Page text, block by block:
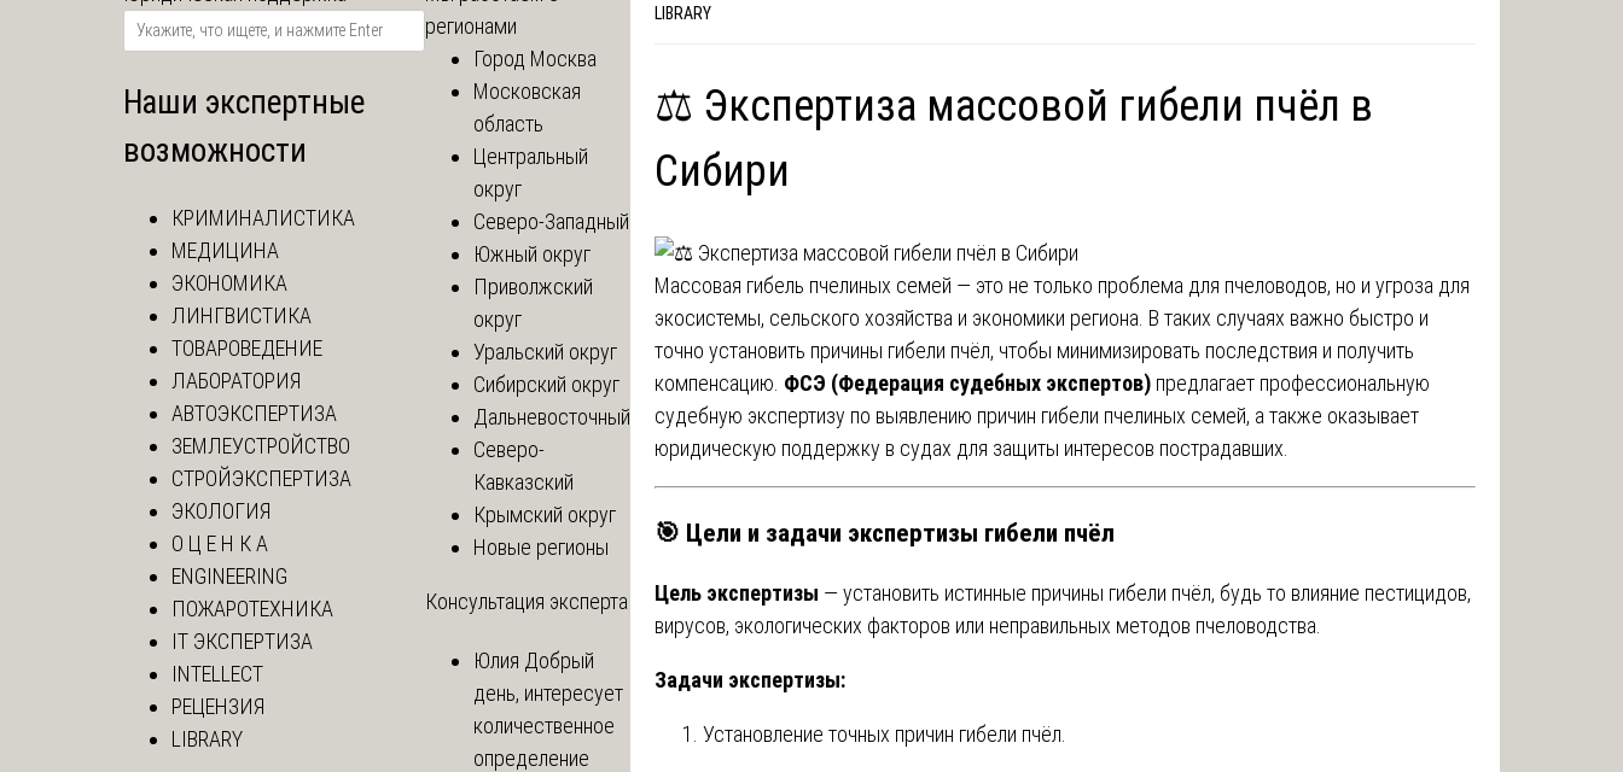
LIBRARY
⚖️ Экспертиза массовой гибели пчёл в
Сибири
Массовая гибель пчелиных семей — это не только проблема для пчеловодов, но и угроза для
экосистемы, сельского хозяйства и экономики региона. В таких случаях важно быстро и
точно установить причины гибели пчёл, чтобы минимизировать последствия и получить
компенсацию. ФСЭ (Федерация судебных экспертов) предлагает профессиональную
судебную экспертизу по выявлению причин гибели пчелиных семей, а также оказывает
юридическую поддержку в судах для защиты интересов пострадавших.
🎯 Цели и задачи экспертизы гибели пчёл
Цель экспертизы — установить истинные причины гибели пчёл, будь то влияние пестицидов,
вирусов, экологических факторов или неправильных методов пчеловодства.
Задачи экспертизы:
Установление точных причин гибели пчёл.
Наши экспертные
возможности
КРИМИНАЛИСТИКА
МЕДИЦИНА
ЭКОНОМИКА
ЛИНГВИСТИКА
ТОВАРОВЕДЕНИЕ
ЛАБОРАТОРИЯ
АВТОЭКСПЕРТИЗА
ЗЕМЛЕУСТРОЙСТВО
СТРОЙЭКСПЕРТИЗА
ЭКОЛОГИЯ
О Ц Е Н К А
ENGINEERING
ПОЖАРОТЕХНИКА
IT ЭКСПЕРТИЗА
INTELLECT
РЕЦЕНЗИЯ
LIBRARY
регионами
Город Москва
Московская
область
Центральный
округ
Северо-Западный
Южный округ
Приволжский
округ
Уральский округ
Сибирский округ
Дальневосточный
Северо-
Кавказский
Крымский округ
Новые регионы
Консультация эксперта
Юлия Добрый
день, интересует
количественное
определение